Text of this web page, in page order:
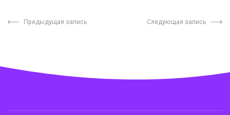
Предыдущая запись Следующая запись